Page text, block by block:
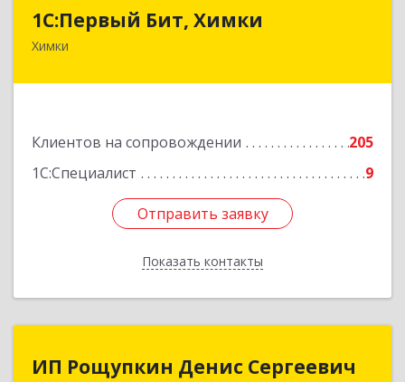
1С:Первый Бит, Химки
Химки
Клиентов на сопровождении
205
1С:Специалист
9
Отправить заявку
Показать контакты
141402, Московская обл, г.о. Химки, Химки г,
Отправить заявку
Назад
ИП Рощупкин Денис Сергеевич